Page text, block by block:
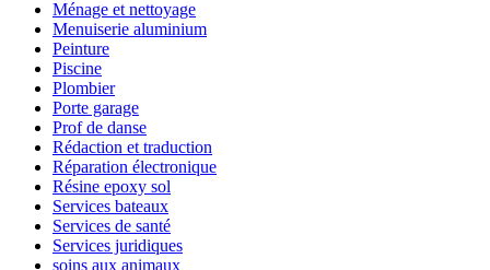
Ménage et nettoyage
Menuiserie aluminium
Peinture
Piscine
Plombier
Porte garage
Prof de danse
Rédaction et traduction
Réparation électronique
Résine epoxy sol
Services bateaux
Services de santé
Services juridiques
soins aux animaux